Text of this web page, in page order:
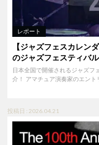
レポート
【ジャズフェスカレン
のジャズフェスティバ
日本全国で開催されるジャズフ
介！ アマチュア演奏家のエント
投稿日 : 2026.04.21